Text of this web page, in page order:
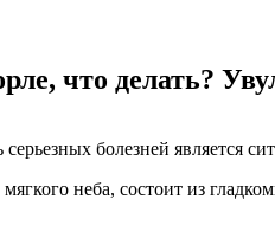
что делать?
болезней является
неба, состоит из